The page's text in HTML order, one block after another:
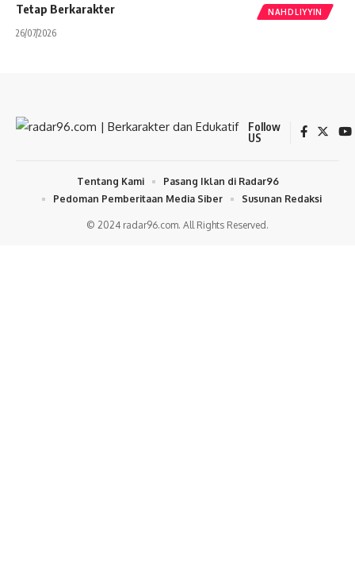
NAHDLIYYIN
Tetap Berkarakter
26/07/2026
Follow
US
© 2024 radar96.com. All Rights Reserved.
Tentang Kami
Pasang Iklan di Radar96
Pedoman Pemberitaan Media Siber
Susunan Redaksi